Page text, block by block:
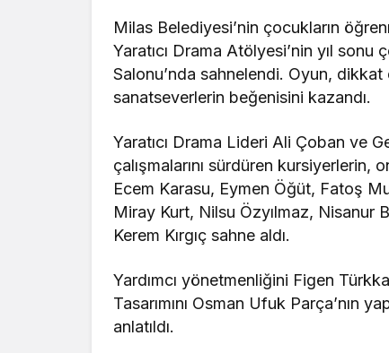
Milas Belediyesi’nin çocukların
Yaratıcı Drama Atölyesi’nin yıl
Salonu’nda sahnelendi. Oyun,
sanatseverlerin beğenisini kazandı.
Yaratıcı Drama Lideri Ali Çoban ve
çalışmalarını sürdüren
Ecem Karasu, Eymen Öğüt, Fatoş
Miray Kurt, Nilsu Özyılmaz, Nisanur
Kerem Kırgıç sahne aldı.
Yardımcı yönetmenliğini Figen
Tasarımını Osman Ufuk Parça’nın
anlatıldı.